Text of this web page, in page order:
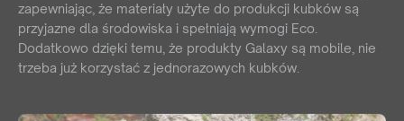
zapewniając, że materiały użyte do produkcji kubków są
przyjazne dla środowiska i spełniają wymogi Eco.
Dodatkowo dzięki temu, że produkty Galaxy są mobile, nie
trzeba już korzystać z jednorazowych kubków.